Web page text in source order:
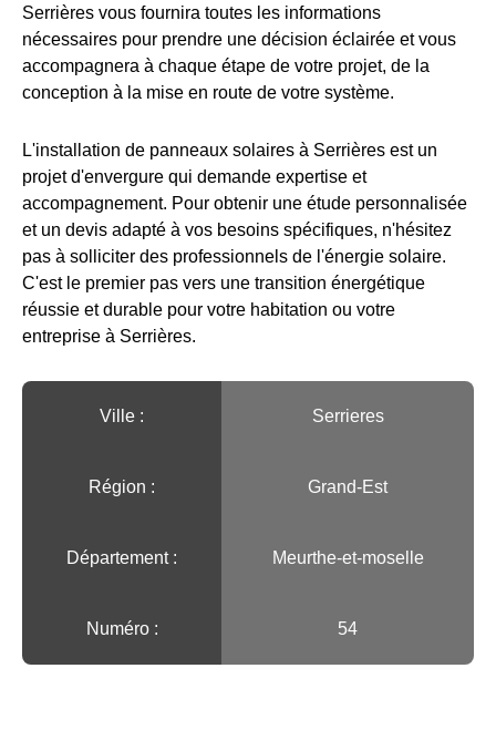
Serrières vous fournira toutes les informations
nécessaires pour prendre une décision éclairée et vous
accompagnera à chaque étape de votre projet, de la
conception à la mise en route de votre système.
L'installation de panneaux solaires à Serrières est un
projet d'envergure qui demande expertise et
accompagnement. Pour obtenir une étude personnalisée
et un devis adapté à vos besoins spécifiques, n'hésitez
pas à solliciter des professionnels de l'énergie solaire.
C'est le premier pas vers une transition énergétique
réussie et durable pour votre habitation ou votre
entreprise à Serrières.
Ville :️ Serrieres
Région :️ Grand-Est
Département : Meurthe-et-moselle
Numéro : 54